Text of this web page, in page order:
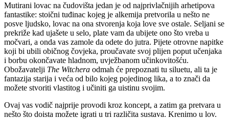
Mutirani lovac na čudovišta jedan je od najprivlačnijih arhetipova
fantastike: stoični tuđinac kojeg je alkemija pretvorila u nešto ne
posve ljudsko, lovac na ona stvorenja koja love sve ostale. Seljani se
prekriže kad ujašete u selo, plate vam da ubijete ono što vreba u
močvari, a onda vas zamole da odete do jutra. Pijete otrovne napitke
koji bi ubili običnog čovjeka, proučavate svoj plijen poput učenjaka
i borbu okončavate hladnom, uvježbanom učinkovitošću.
Obožavatelji The Witchera odmah će prepoznati tu siluetu, ali ta je
fantazija starija i veća od bilo kojeg pojedinog lika, a to znači da
možete stvoriti vlastitog i učiniti ga uistinu svojim.
Ovaj vas vodič najprije provodi kroz koncept, a zatim ga pretvara u
nešto što doista možete igrati u tri različita sustava. Krenimo u lov.